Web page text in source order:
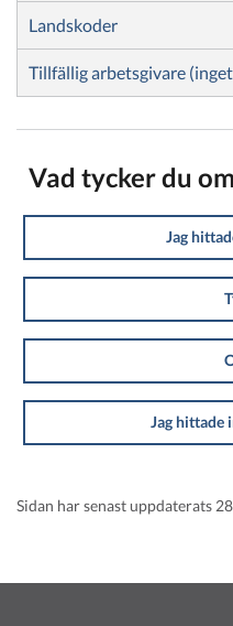
Landskoder
Tillfällig arbetsgivare
Vad tycker du
Jag
Jag hittade
Sidan har senast uppdaterats